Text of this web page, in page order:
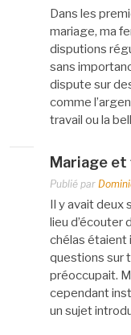
Dans les
mariage, ma
disputions
sans
dispute sur
comme
travail ou la
Mariage
Publié par
Il y avait deux
lieu d’écouter
chélas étaient
questions sur
préoccupait.
cependant
un sujet